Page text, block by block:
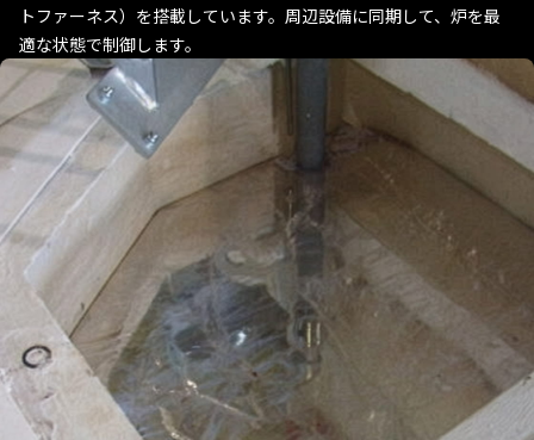
トファーネス）を搭載しています。周辺設備に同期して、炉を最
適な状態で制御します。